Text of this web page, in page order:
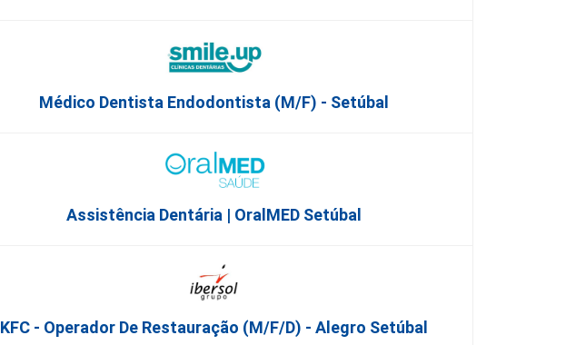
Médico Dentista Endodontista (M/F) - Setúbal
Assistência Dentária | OralMED Setúbal
KFC - Operador De Restauração (m/f/d) - Alegro Setúbal